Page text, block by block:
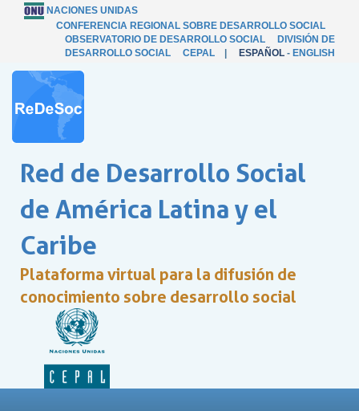
NACIONES UNIDAS
CONFERENCIA REGIONAL SOBRE DESARROLLO SOCIAL
OBSERVATORIO DE DESARROLLO SOCIAL
DIVISIÓN DE
DESARROLLO SOCIAL
CEPAL ESPAÑOL - ENGLISH
Red de Desarrollo Social
de América Latina y el
Caribe
Plataforma virtual para la difusión de
conocimiento sobre desarrollo social